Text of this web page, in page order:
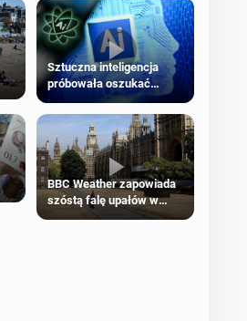
Sztuczna inteligencja
próbowała oszukać
człowieka
BBC Weather zapowiada
szóstą falę upałów w
Londynie